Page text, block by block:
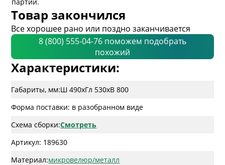
Товар закончился
Все хорошее рано или поздно заканчивается
8 (800) 555-04-76 поможем подобрать
похожий
Характеристики:
Габариты, мм:Ш 490xГл 530xВ 800
Форма поставки: в разобранном виде
Схема сборки:Смотреть
Артикул: 189630
Материал:микровелюр/металл